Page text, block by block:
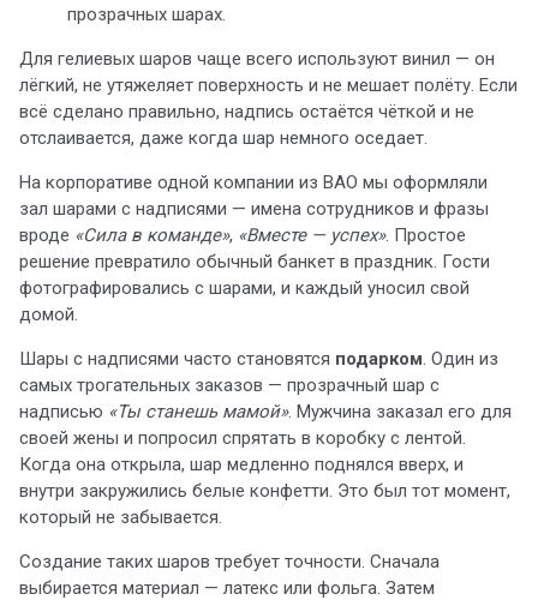
прозрачных шарах.
Для гелиевых шаров чаще всего используют винил — он
лёгкий, не утяжеляет поверхность и не мешает полёту. Если
всё сделано правильно, надпись остаётся чёткой и не
отслаивается, даже когда шар немного оседает.
На корпоративе одной компании из ВАО мы оформляли
зал шарами с надписями — имена сотрудников и фразы
вроде «Сила в команде», «Вместе — успех». Простое
решение превратило обычный банкет в праздник. Гости
фотографировались с шарами, и каждый уносил свой
домой.
Шары с надписями часто становятся подарком. Один из
самых трогательных заказов — прозрачный шар с
надписью «Ты станешь мамой». Мужчина заказал его для
своей жены и попросил спрятать в коробку с лентой.
Когда она открыла, шар медленно поднялся вверх, и
внутри закружились белые конфетти. Это был тот момент,
который не забывается.
Создание таких шаров требует точности. Сначала
выбирается материал — латекс или фольга. Затем